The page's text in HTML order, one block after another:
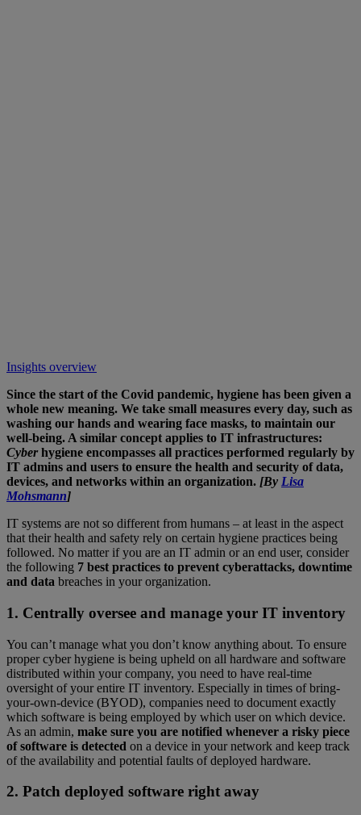
Insights overview
Since the start of the Covid pandemic, hygiene has been given a
whole new meaning. We take small measures every day, such as
washing our hands and wearing face masks, to maintain our
well-being. A similar concept applies to IT infrastructures:
Cyberhygiene encompasses all practices performed regularly by
IT admins and users to ensure the health and security of data,
devices, and networks within an organization. [By Lisa
Mohsmann]
IT systems are not so different from humans – at least in the aspect
that their health and safety rely on certain hygiene practices being
followed. No matter if you are an IT admin or an end user, consider
the following 7 best practices to prevent cyberattacks, downtime
and data breaches in your organization.
1. Centrally oversee and manage your IT inventory
You can’t manage what you don’t know anything about. To ensure
proper cyber hygiene is being upheld on all hardware and software
distributed within your company, you need to have real-time
oversight of your entire IT inventory. Especially in times of bring-
your-own-device (BYOD), companies need to document exactly
which software is being employed by which user on which device.
As an admin, make sure you are notified whenever a risky piece
of software is detected on a device in your network and keep track
of the availability and potential faults of deployed hardware.
2. Patch deployed software right away